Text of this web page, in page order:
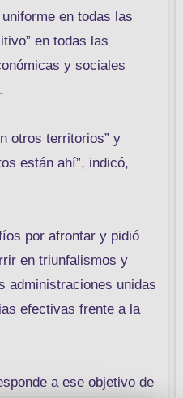
en todas las
en todas las
y sociales
otros territorios” y
están ahí”, indicó,
por afrontar y pidió
en triunfalismos y
administraciones unidas
efectivas frente a la
a ese objetivo de